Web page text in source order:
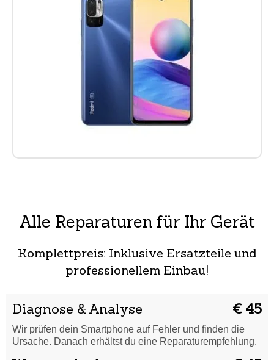
Alle Reparaturen für Ihr Gerät
Komplettpreis: Inklusive Ersatzteile und
professionellem Einbau!
Diagnose & Analyse € 45
Wir prüfen dein Smartphone auf Fehler und finden die
Ursache. Danach erhältst du eine Reparaturempfehlung.